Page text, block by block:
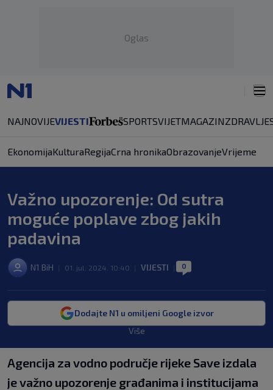
Oglas
NAJNOVIJEVIJESTI SPORTSVIJETMAGAZINZDRAVLJE
EkonomijaKulturaRegijaCrna hronikaObrazovanjeVrijeme
Važno upozorenje: Od sutra
moguće poplave zbog jakih
padavina
N1 BiH 01. jul. 2024. 10:40 VIJESTI 0
Dodajte N1 u omiljeni Google izvor
Više
Agencija za vodno područje rijeke Save izdala
je važno upozorenje građanima i institucijama